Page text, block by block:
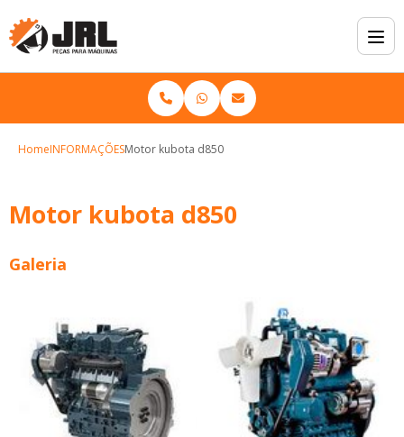
HomeINFORMAÇÕESMotor kubota d850
Motor kubota d850
Galeria